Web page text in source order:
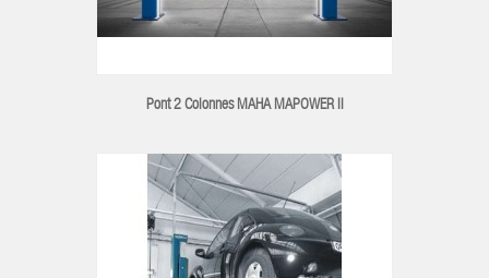
Pont 2 Colonnes MAHA MAPOWER II